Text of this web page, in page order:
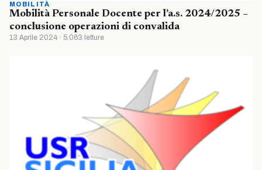
MOBILITÀ
Mobilità Personale Docente per l’a.s. 2024/2025 –
conclusione operazioni di convalida
13 Aprile 2024 · 5.063 letture